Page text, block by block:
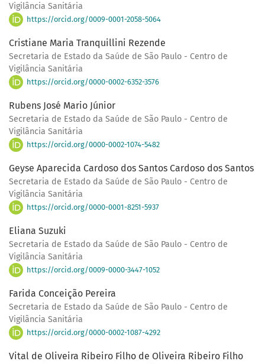
Vigilância Sanitária
https://orcid.org/0009-0001-2058-5064
Cristiane Maria Tranquillini Rezende
Secretaria de Estado da Saúde de São Paulo - Centro de
Vigilância Sanitária
https://orcid.org/0000-0002-6352-3576
Rubens José Mario Júnior
Secretaria de Estado da Saúde de São Paulo - Centro de
Vigilância Sanitária
https://orcid.org/0000-0002-1074-5482
Geyse Aparecida Cardoso dos Santos Cardoso dos Santos
Secretaria de Estado da Saúde de São Paulo - Centro de
Vigilância Sanitária
https://orcid.org/0000-0001-8251-5937
Eliana Suzuki
Secretaria de Estado da Saúde de São Paulo - Centro de
Vigilância Sanitária
https://orcid.org/0009-0000-3447-1052
Farida Conceição Pereira
Secretaria de Estado da Saúde de São Paulo - Centro de
Vigilância Sanitária
https://orcid.org/0000-0002-1087-4292
Vital de Oliveira Ribeiro Filho de Oliveira Ribeiro Filho